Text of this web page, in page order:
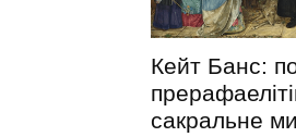
Кейт Банс:
сакральне